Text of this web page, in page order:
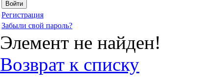
Регистрация
Забыли свой пароль?
Элемент не найден!
Возврат к списку